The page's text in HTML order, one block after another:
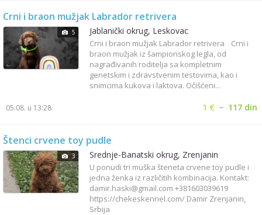
Crni i braon mužjak Labrador retrivera
5 Jablanički okrug, Leskovac
Crni i braon mužjak Labrador retrivera Crni i
braon mužjak iz šampionskog legla, od
nagrađivanih roditelja sa kompletnim
genetskim i zdravstvenim testovima, kao i
snimcima kukova i laktova. Očišćeni...
1 € ~ 117 din
05.08. u 13:28
Štenci crvene toy pudle
3 Srednje-Banatski okrug, Zrenjanin
U ponudi tri muška šteneta crvene toy pudle i
jedna ženka iz različitih kombinacija. Kontakt:
damir.haski@gmail.com +381603039619
https://chekeskennel.com/ Damir Zrenjanin,
Srbija